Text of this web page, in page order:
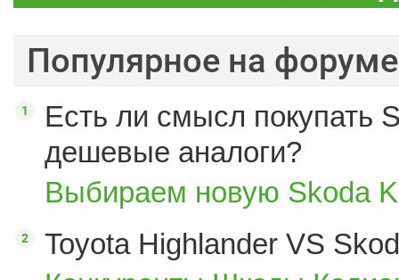
Популярное на форуме
Есть ли смысл покупать
дешевые аналоги?
Выбираем новую Skoda
Toyota Highlander VS